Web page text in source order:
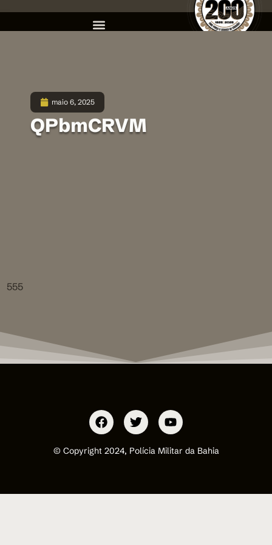
maio 6, 2025
QPbmCRVM
555
© Copyright 2024, Polícia Militar da Bahia